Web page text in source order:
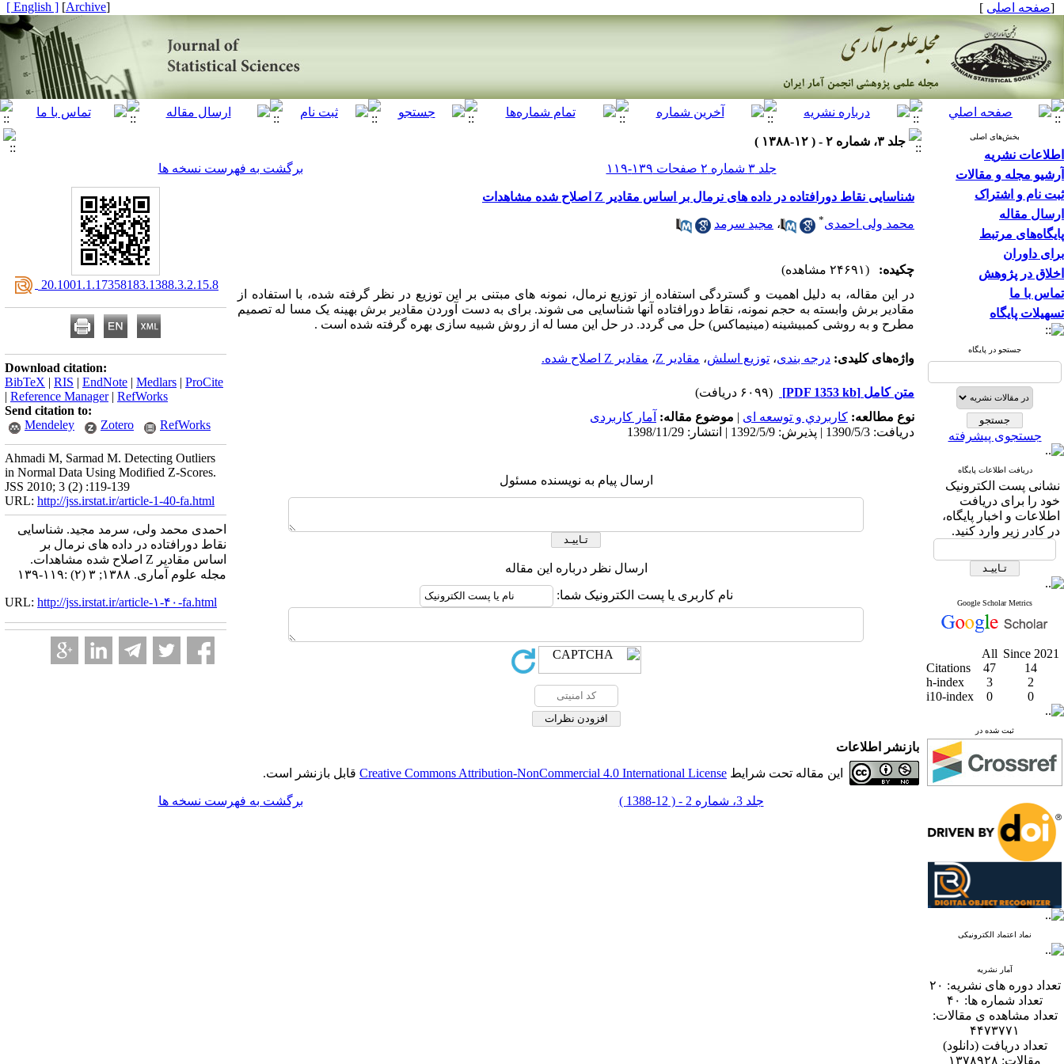
[صفحه اصلی ]
[
Archive
]
[ English ]
بخش‌های اصلی
اطلاعات نشریه
آرشیو مجله و مقالات
ثبت نام و اشتراک
ارسال مقاله
پایگاه‌های مرتبط
برای داوران
اخلاق در پژوهش
تماس با ما
تسهیلات پایگاه
جستجو در پایگاه
جستجوی پیشرفته
دریافت اطلاعات پایگاه
نشانی پست الکترونیک
خود را برای دریافت
اطلاعات و اخبار پایگاه،
در کادر زیر وارد کنید.
Google Scholar Metrics
All Since 2021
Citations
47
14
h-index
3
2
i10-index
0 0
ثبت شده در
نماد اعتماد الکترونیکی
آمار نشریه
تعداد دوره های نشریه: ۲۰
تعداد شماره ها: ۴۰
تعداد مشاهده ی مقالات:
۴۴۷۳۷۷۱
تعداد دریافت (دانلود)
مقالات: ۱۳۷۸۹۲۸
جلد ۳، شماره ۲ - ( ۱۲-۱۳۸۸ )
جلد ۳ شماره ۲ صفحات ۱۳۹-۱۱۹
برگشت به فهرست نسخه ها
شناسایی نقاط دورافتاده در داده های نرمال بر اساس مقادیر Z اصلاح شده مشاهدات
محمد ولی احمدی* ، مجید سرمد
چکیده:
(۲۴۶۹۱ مشاهده)
در این مقاله، به دلیل اهمیت و گستردگی استفاده از توزیع نرمال، نمونه های مبتنی بر این توزیع در نظر گرفته شده، با استفاده از
مقادیر برش وابسته به حجم نمونه، نقاط دورافتاده آنها شناسایی می شوند. برای به دست آوردن مقادیر برش بهینه یک مسا له تصمیم
مطرح و به روشی کمبیشینه (مینیماکس) حل می گردد. در حل این مسا له از روش شبیه سازی بهره گرفته شده است .
واژه‌های کلیدی: درجه بندی، توزیع اسلش، مقادیر Z ، مقادیر Z اصلاح شده.
متن کامل [PDF 1353 kb]
(۶۰۹۹ دریافت)
نوع مطالعه: كاربردي و توسعه ای | موضوع مقاله: آمار کاربردی
دریافت: 1390/5/3 | پذیرش: 1392/5/9 | انتشار: 1398/11/29
ارسال پیام به نویسنده مسئول
ارسال نظر درباره این مقاله
نام کاربری یا پست الکترونیک شما:
‎ 20.1001.1.17358183.1388.3.2.15.8
Download citation:
BibTeX | RIS | EndNote | Medlars | ProCite
| Reference Manager| RefWorks
Send citation to:
Mendeley
Zotero RefWorks
Ahmadi M, Sarmad M. Detecting Outliers
in Normal Data Using Modified Z-Scores.
JSS 2010; 3 (2) :119-139
URL: http://jss.irstat.ir/article-1-40-fa.html
احمدی محمد ولی، سرمد مجید. شناسایی
نقاط دورافتاده در داده های نرمال بر
اساس مقادیر Z اصلاح شده مشاهدات.
مجله علوم آماری. ۱۳۸۸; ۳ (۲) :۱۱۹-۱۳۹
URL: http://jss.irstat.ir/article-۱-۴۰-fa.html
بازنشر اطلاعات
این مقاله تحت شرایط Creative Commons Attribution-NonCommercial 4.0 International License قابل بازنشر است.
جلد 3، شماره 2 - ( 12-1388 ) برگشت به فهرست نسخه ها